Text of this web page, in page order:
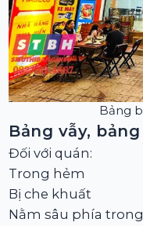
Bảng
Bảng vẫy,
Đối với quán:
Trong hẻm
Bị che khuất
Nằm sâu phía trong